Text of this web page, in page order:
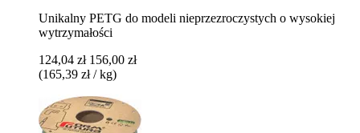
Unikalny PETG do modeli nieprzezroczystych o wysokiej
wytrzymałości
124,04 zł 156,00 zł
(165,39 zł / kg)